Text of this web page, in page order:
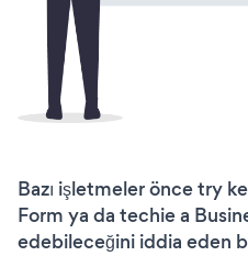
Bazı işletmeler önce try
Form ya da techie a
edebileceğini iddia eden